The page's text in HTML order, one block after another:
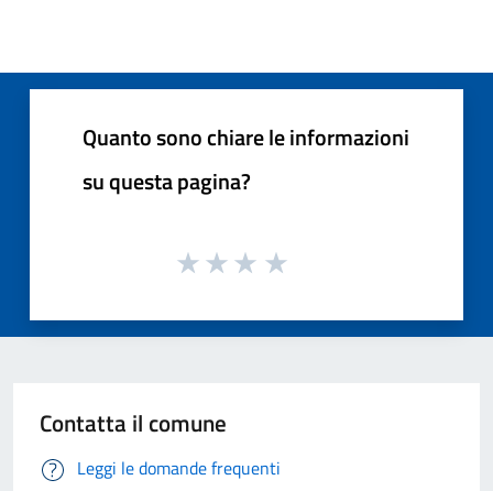
Quanto sono chiare le informazioni
su questa pagina?
Contatta il comune
Leggi le domande frequenti